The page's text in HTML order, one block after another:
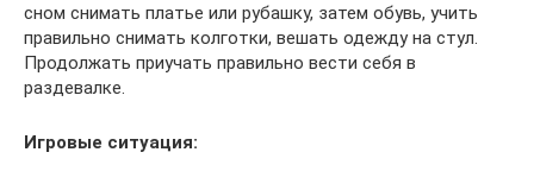
сном снимать платье или рубашку, затем обувь, учить
правильно снимать колготки, вешать одежду на стул.
Продолжать приучать правильно вести себя в
раздевалке.
Игровые ситуация: